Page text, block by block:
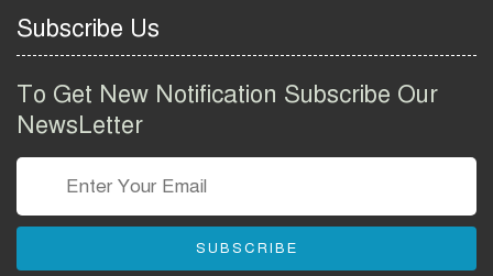
Group Job Circular 2026
তথ্য অধিদপ্তর নিয়োগ বিজ্ঞপ্তি
বাংলাদেশ পুলিশ এএসআই
Subscribe Us
To Get New Notification Subscribe Our
NewsLetter
SUBSCRIBE